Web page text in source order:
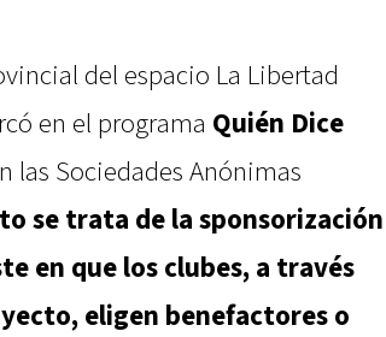
del espacio La Libertad
en el programa Quién Dice
las Sociedades Anónimas
se trata de la sponsorización
en que los clubes, a través
eligen benefactores o